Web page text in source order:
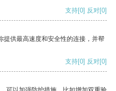
支持[0] 反对[0]
提供最高速度和安全性的连接，并帮
支持[0] 反对[0]